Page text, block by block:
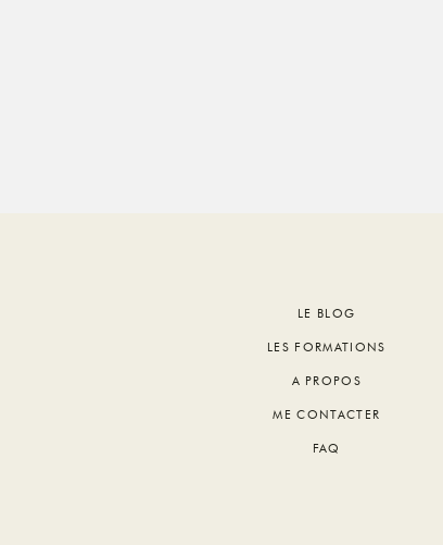
LE BLOG
LES FORMATIONS
A PROPOS
ME CONTACTER
FAQ